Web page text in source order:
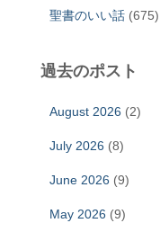
聖書のいい話 (675)
過去のポスト
August 2026 (2)
July 2026 (8)
June 2026 (9)
May 2026 (9)